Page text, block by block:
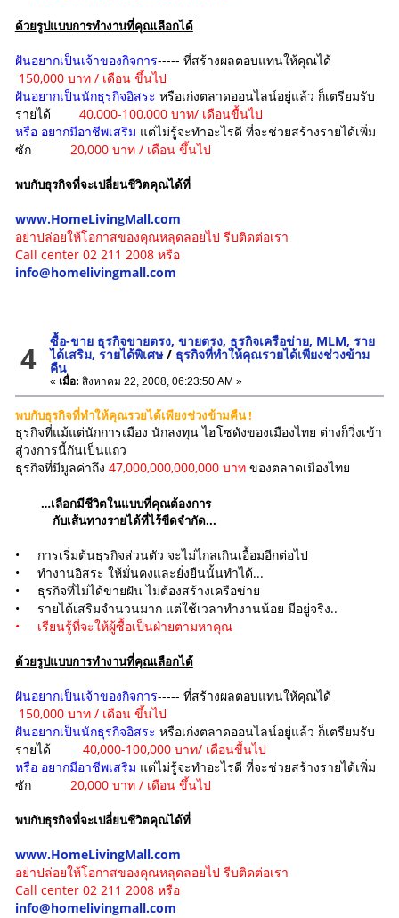
ด้วยรูปแบบการทำงานที่คุณเลือกได้
ฝันอยากเป็นเจ้าของกิจการ----- ที่สร้างผลตอบแทนให้คุณได้
150,000 บาท / เดือน ขึ้นไป
ฝันอยากเป็นนักธุรกิจอิสระ หรือเก่งตลาดออนไลน์อยู่แล้ว ก็เตรียมรับ
รายได้ 40,000-100,000 บาท/ เดือนขื้นไป
หรือ อยากมีอาชีพเสริม แต่ไม่รู้จะทำอะไรดี ที่จะช่วยสร้างรายได้เพิ่ม
ซัก
20,000 บาท / เดือน ขึ้นไป
พบกับธุรกิจที่จะเปลี่ยนชีวิตคุณได้ที่
www.HomeLivingMall.com
อย่าปล่อยให้โอกาสของคุณหลุดลอยไป รีบติดต่อเรา
Call center 02 211 2008 หรือ
info@homelivingmall.com
4 ซื้อ-ขาย ธุรกิจขายตรง, ขายตรง, ธุรกิจเครือข่าย, MLM, ราย
ได้เสริม, รายได้พิเศษ/ ธุรกิจที่ทำให้คุณรวยได้เพียงช่วงข้าม
คืน
« เมื่อ: สิงหาคม 22, 2008, 06:23:50 AM »
พบกับธุรกิจที่ทำให้คุณรวยได้เพียงช่วงข้ามคืน !
ธุรกิจที่แม้แต่นักการเมือง นักลงทุน ไฮโซดังของเมืองไทย ต่างก็วิ่งเข้า
สู่วงการนี้กันเป็นแถว
ธุรกิจที่มีมูลค่าถึง 47,000,000,000,000 บาท ของตลาดเมืองไทย
…เลือกมีชีวิตในแบบที่คุณต้องการ
กับเส้นทางรายได้ที่ไร้ขีดจำกัด...
• การเริ่มต้นธุรกิจส่วนตัว จะไม่ไกลเกินเอื้อมอีกต่อไป
• ทำงานอิสระ ให้มั่นคงและยั่งยืนนั้นทำได้...
• ธุรกิจที่ไม่ได้ขายฝัน ไม่ต้องสร้างเครือข่าย
• รายได้เสริมจำนวนมาก แต่ใช้เวลาทำงานน้อย มีอยู่จริง..
• เรียนรู้ที่จะให้ผู้ซื้อเป็นฝ่ายตามหาคุณ
ด้วยรูปแบบการทำงานที่คุณเลือกได้
ฝันอยากเป็นเจ้าของกิจการ----- ที่สร้างผลตอบแทนให้คุณได้
150,000 บาท / เดือน ขึ้นไป
ฝันอยากเป็นนักธุรกิจอิสระ หรือเก่งตลาดออนไลน์อยู่แล้ว ก็เตรียมรับ
รายได้ 40,000-100,000 บาท/ เดือนขื้นไป
หรือ อยากมีอาชีพเสริม แต่ไม่รู้จะทำอะไรดี ที่จะช่วยสร้างรายได้เพิ่ม
ซัก 20,000 บาท / เดือน ขึ้นไป
พบกับธุรกิจที่จะเปลี่ยนชีวิตคุณได้ที่
www.HomeLivingMall.com
อย่าปล่อยให้โอกาสของคุณหลุดลอยไป รีบติดต่อเรา
Call center 02 211 2008 หรือ
info@homelivingmall.com